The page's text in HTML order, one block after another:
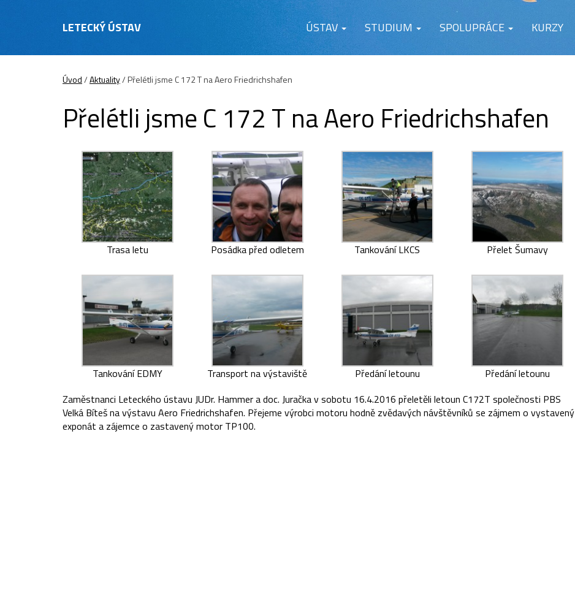
LETECKÝ ÚSTAV ÚSTAV STUDIUM SPOLUPRÁCE KURZY
Úvod/Aktuality/Přelétli jsme C 172 T na Aero Friedrichshafen
Přelétli jsme C 172 T na Aero Friedrichshafen
Trasa letu Posádka před odletem Tankování LKCS Přelet Šumavy
Tankování EDMY Transport na výstaviště Předání letounu
Předání letounu
Zaměstnanci Leteckého ústavu JUDr. Hammer a doc. Juračka v sobotu 16.4.2016 přeletěli letoun C172T společnosti PBS
Velká Bíteš na výstavu Aero Friedrichshafen. Přejeme výrobci motoru hodně zvědavých návštěvníků se zájmem o vystavený
exponát a zájemce o zastavený motor TP100.